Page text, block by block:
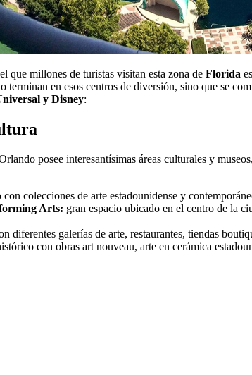
que millones de turistas visitan esta zona de Florida
terminan en esos centros de diversión, sino que se
y Disney:
posee interesantísimas áreas culturales y
con colecciones de arte estadounidense y
Arts: gran espacio ubicado en el centro de la
diferentes galerías de arte, restaurantes, tiendas
con obras art nouveau, arte en cerámica